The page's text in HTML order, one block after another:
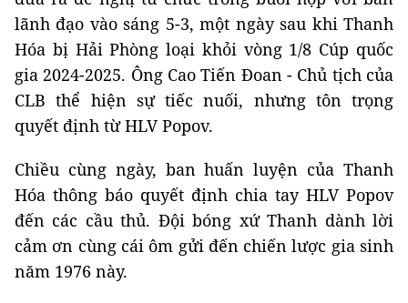
lãnh đạo vào sáng 5-3, một ngày sau khi Thanh
Hóa bị Hải Phòng loại khỏi vòng 1/8 Cúp quốc
gia 2024-2025. Ông Cao Tiến Đoan - Chủ tịch của
CLB thể hiện sự tiếc nuối, nhưng tôn trọng
quyết định từ HLV Popov.
Chiều cùng ngày, ban huấn luyện của Thanh
Hóa thông báo quyết định chia tay HLV Popov
đến các cầu thủ. Đội bóng xứ Thanh dành lời
cảm ơn cùng cái ôm gửi đến chiến lược gia sinh
năm 1976 này.